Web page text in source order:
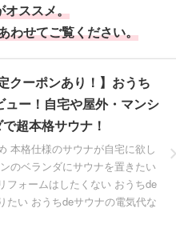
オススメ。
わせてご覧ください。
クーポンあり！】おうち
ー！自宅や屋外・マンシ
超本格サウナ！
本格仕様のサウナが自宅に欲し
のベランダにサウナを置きたい
フォームはしたくない おうちde
たい おうちdeサウナの電気代な